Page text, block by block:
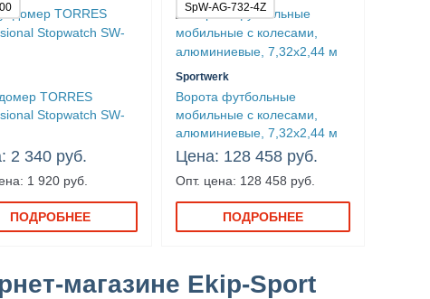
TORRES
Stopwatch SW-
2 340 руб.
1 920 руб.
ПОДРОБНЕЕ
SpW-AG-732-4Z
Sportwerk
Ворота футбольные
мобильные с колесами,
алюминиевые, 7,32х2,44 м
Цена: 128 458 руб.
Опт. цена: 128 458 руб.
ПОДРОБНЕЕ
магазине Ekip-Sport